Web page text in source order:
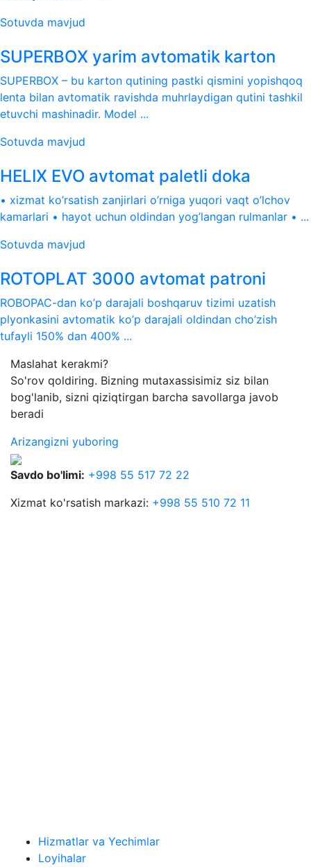
Sotuvda mavjud
SUPERBOX yarim avtomatik karton
SUPERBOX – bu karton qutining pastki qismini yopishqoq
lenta bilan avtomatik ravishda muhrlaydigan qutini tashkil
etuvchi mashinadir. Model ...
Sotuvda mavjud
HELIX EVO avtomat paletli doka
• xizmat ko’rsatish zanjirlari o’rniga yuqori vaqt o’lchov
kamarlari • hayot uchun oldindan yog’langan rulmanlar • ...
Sotuvda mavjud
ROTOPLAT 3000 avtomat patroni
ROBOPAC-dan ko’p darajali boshqaruv tizimi uzatish
plyonkasini avtomatik ko’p darajali oldindan cho’zish
tufayli 150% dan 400% ...
Maslahat kerakmi?
So'rov qoldiring. Bizning mutaxassisimiz siz bilan
bog'lanib, sizni qiziqtirgan barcha savollarga javob
beradi
Arizangizni yuboring
Savdo bo'limi: +998 55 517 72 22
Xizmat ko'rsatish markazi: +998 55 510 72 11
Hizmatlar va Yechimlar
Loyihalar